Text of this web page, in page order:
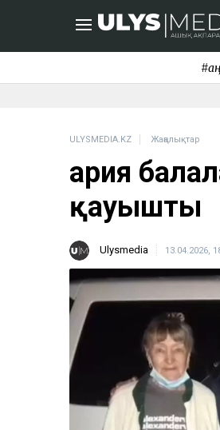
ULYSMEDIA.KZ Жаңалықтар
Қария
қауышты
Ulysmedia 13.04.2026,